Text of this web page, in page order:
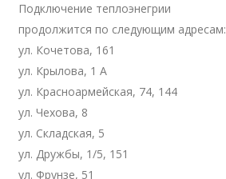
Подключение теплоэнегрии
продолжится по следующим адресам:
ул. Кочетова, 161
ул. Крылова, 1 А
ул. Красноармейская, 74, 144
ул. Чехова, 8
ул. Складская, 5
ул. Дружбы, 1/5, 151
ул. Фрунзе, 51